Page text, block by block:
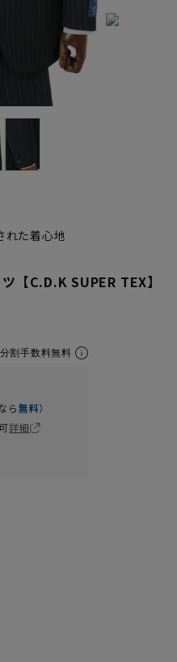
れた着心地
【C.D.K SUPER TEX】
割手数料無料
ら無料）
詳細